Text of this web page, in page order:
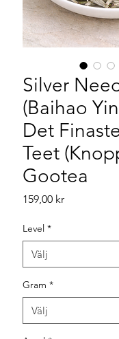
Silver
(Baihao
Det
Teet
Gootea
159,00 krPris
Level *
Gram *